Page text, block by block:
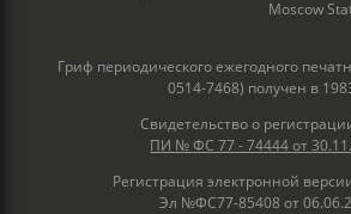
Moscow
Гриф периодического ежегодного
0514-7468) получен в
Свидетельство о
ПИ № ФС 77 - 74444 от
Регистрация электронной
Эл №ФС77-85408 от